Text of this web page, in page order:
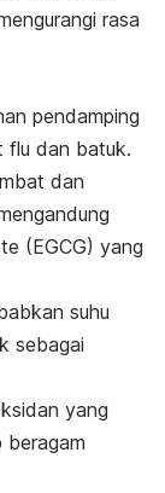
rasa
pendamping
flu dan batuk.
dan
(EGCG) yang
suhu
sebagai
yang
beragam